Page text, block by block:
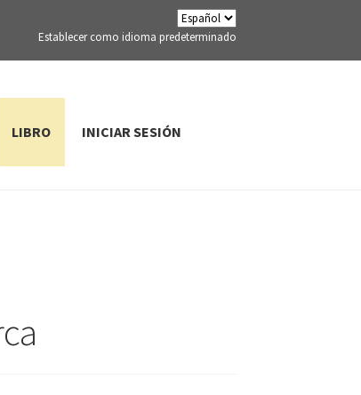
Establecer como idioma predeterminado
LIBRO INICIAR SESIÓN